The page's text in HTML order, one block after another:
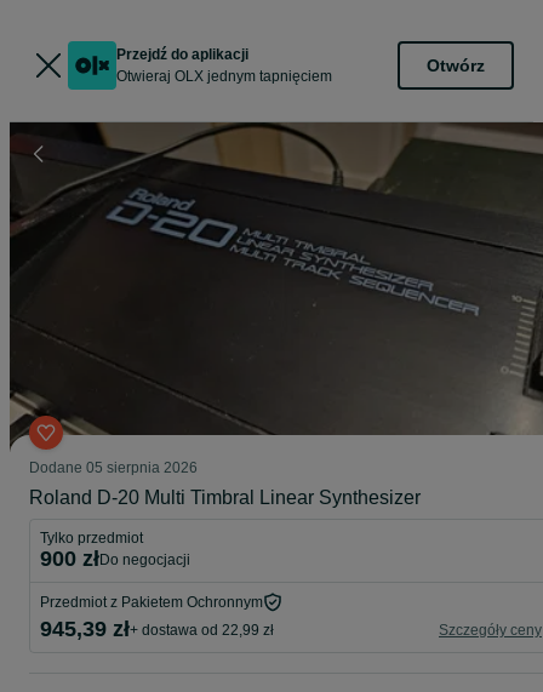
Przejdź do aplikacji
Otwieraj OLX jednym tapnięciem
Otwórz
Dodane 05 sierpnia 2026
Roland D-20 Multi Timbral Linear Synthesizer
Tylko przedmiot
900 zł do negocjacji
Przedmiot z Pakietem Ochronnym
945,39 zł+ dostawa od 22,99 zł Szczegóły ceny